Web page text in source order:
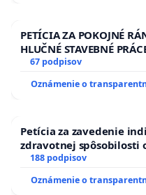
PETÍCIA ZA POKOJNÉ
HLUČNÉ STAVEBNÉ
13.00 HOD., CEZ
ĎUMBIERSKEJ/MAGU
67 podpisov
Oznámenie o
Petícia za zavedenie
zdravotnej spôsobilosti
pri prijímaní do
188 podpisov
Oznámenie o